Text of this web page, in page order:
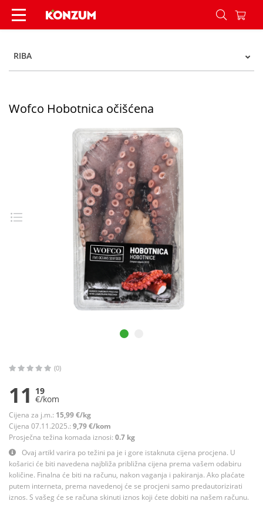
Wofco Hobotnica očišćena - Konzum
RIBA
Wofco Hobotnica očišćena
(0)
11 19
€/kom
Cijena za j.m.: 15,99 €/kg
Cijena 07.11.2025.: 9,79 €/kom
Prosječna težina komada iznosi: 0.7 kg
Ovaj artikl varira po težini pa je i gore istaknuta cijena procjena. U
košarici će biti navedena najbliža približna cijena prema vašem odabiru
količine. Finalna će biti na računu, nakon vaganja i pakiranja. Ako plaćate
putem interneta, prema navedenoj će se procjeni samo predautorizirati
iznos. S vašeg će se računa skinuti iznos koji ćete dobiti na našem računu.